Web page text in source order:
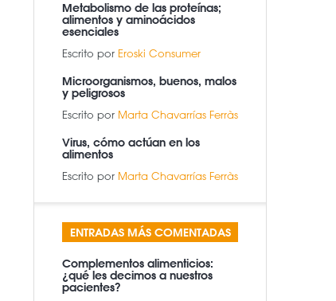
Metabolismo de las proteínas;
alimentos y aminoácidos
esenciales
Escrito por Eroski Consumer
Microorganismos, buenos, malos
y peligrosos
Escrito por Marta Chavarrías Ferràs
Virus, cómo actúan en los
alimentos
Escrito por Marta Chavarrías Ferràs
ENTRADAS MÁS COMENTADAS
Complementos alimenticios:
¿qué les decimos a nuestros
pacientes?